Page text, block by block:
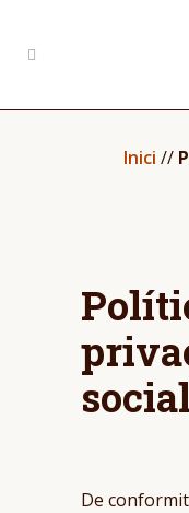
Inici //
De